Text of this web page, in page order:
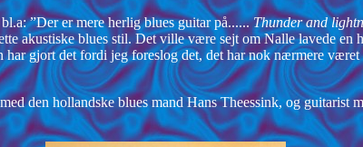
”Der er mere herlig blues guitar på......Thunder and
akustiske blues stil. Det ville være sejt om Nalle lavede en
gjort det fordi jeg foreslog det, det har nok nærmere
den hollandske blues mand Hans Theessink, og